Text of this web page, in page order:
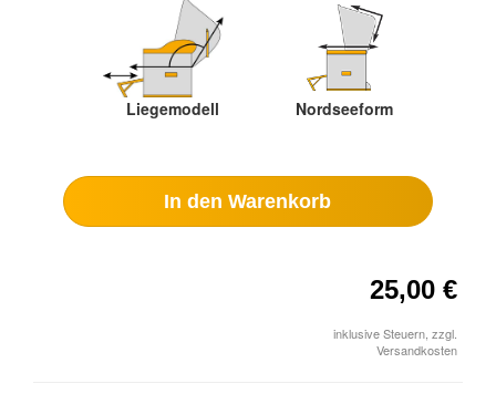
Liegemodell Nordseeform
In den Warenkorb
25,00 €
inklusive Steuern, zzgl.
Versandkosten